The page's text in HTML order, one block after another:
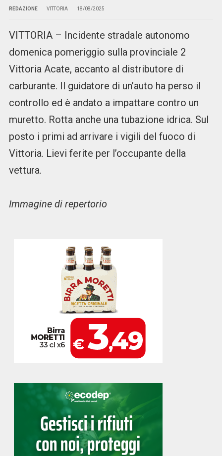
REDAZIONE VITTORIA 18/08/2025
VITTORIA – Incidente stradale autonomo
domenica pomeriggio sulla provinciale 2
Vittoria Acate, accanto al distributore di
carburante. Il guidatore di un’auto ha perso il
controllo ed è andato a impattare contro un
muretto. Rotta anche una tubazione idrica. Sul
posto i primi ad arrivare i vigili del fuoco di
Vittoria. Lievi ferite per l’occupante della
vettura.
Immagine di repertorio